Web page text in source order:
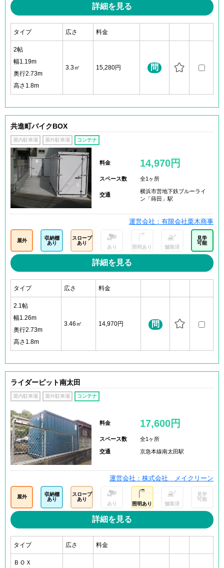
詳細を見る
タイプ 広さ 料金
2帖
幅1.19m
奥行2.73m
高さ1.8m
3.3㎡ 15,280円 問
共進町バイクBOX
屋内駐車場 屋外駐車場 コンテナ
料金 14,970円
スペース数 全1ヶ所
交通
横浜市営地下鉄ブルーライ
ン「蒔田」駅
運営会社：有限会社栗木商事
屋外
収納棚
あり
スロープ
あり
あり 照明あり 舗装済
見学
可能
詳細を見る
タイプ 広さ 料金
2.1帖
幅1.26m
奥行2.73m
高さ1.8m
3.46㎡ 14,970円 問
ライダーピット南太田
屋内駐車場 屋外駐車場 コンテナ
料金 17,600円
スペース数 全1ヶ所
交通 京急本線南太田駅
運営会社：株式会社 メイクリーン
屋外
収納棚
あり
スロープ
あり
あり 照明あり 舗装済
見学
可能
詳細を見る
タイプ 広さ 料金
ＢＯＸ